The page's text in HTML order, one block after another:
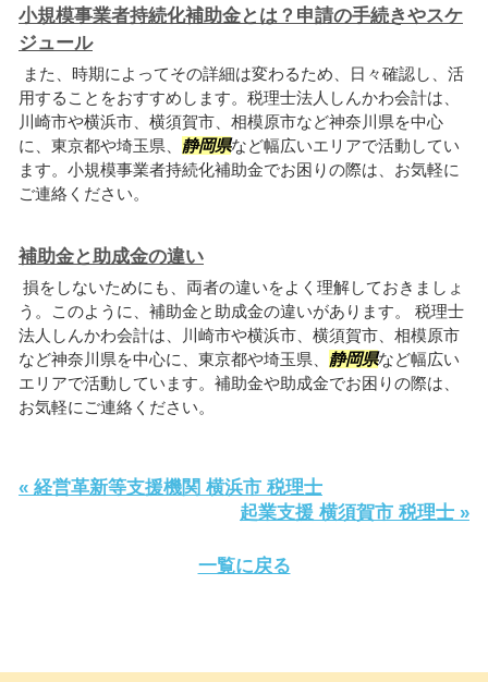
小規模事業者持続化補助金とは？申請の手続きやスケ
ジュール
また、時期によってその詳細は変わるため、日々確認し、活
用することをおすすめします。税理士法人しんかわ会計は、
川崎市や横浜市、横須賀市、相模原市など神奈川県を中心
に、東京都や埼玉県、 静岡県など幅広いエリアで活動してい
ます。小規模事業者持続化補助金でお困りの際は、お気軽に
ご連絡ください。
補助金と助成金の違い
損をしないためにも、両者の違いをよく理解しておきましょ
う。このように、補助金と助成金の違いがあります。 税理士
法人しんかわ会計は、川崎市や横浜市、横須賀市、相模原市
など神奈川県を中心に、東京都や埼玉県、 静岡県など幅広い
エリアで活動しています。補助金や助成金でお困りの際は、
お気軽にご連絡ください。
« 経営革新等支援機関 横浜市 税理士
起業支援 横須賀市 税理士 »
一覧に戻る